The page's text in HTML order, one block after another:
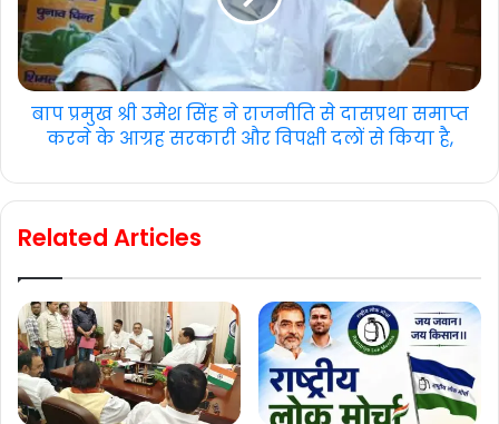
बाप प्रमुख श्री उमेश सिंह ने राजनीति से दासप्रथा समाप्त
करने के आग्रह सरकारी और विपक्षी दलों से किया है,
Related Articles